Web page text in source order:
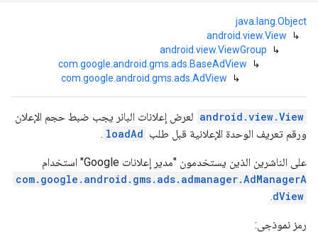
java.lang.Object
↳
android.view.View
↳
android.view.ViewGroup
↳
com.google.android.gms.ads.BaseAdView
↳
com.google.android.gms.ads.AdView
android.view.View لعرض إعلانات البانر يجب ضبط حجم الإعلان
ورقم تعريف الوحدة الإعلانية قبل طلب loadAd
.
على الناشرين الذين يستخدمون "مدير إعلانات Google" استخدام
com.google.android.gms.ads.admanager.AdManagerA
dView
.
رمز نموذجي: